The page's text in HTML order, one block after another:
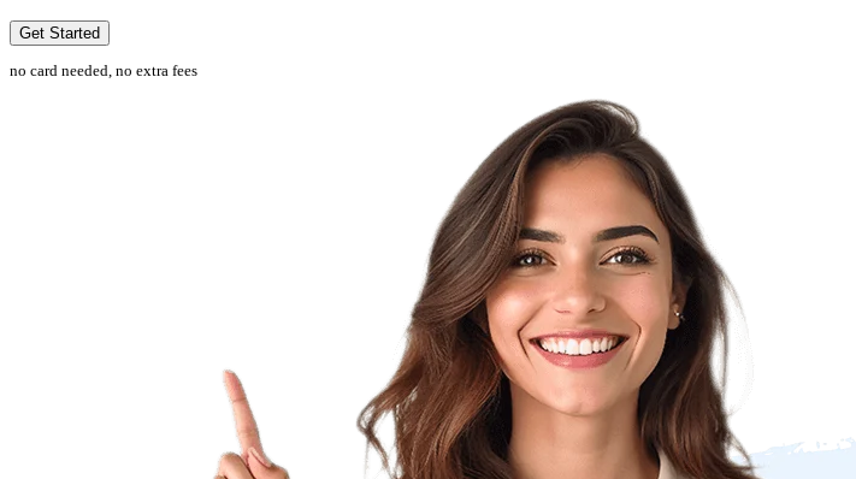
Get Started
no card needed, no extra fees